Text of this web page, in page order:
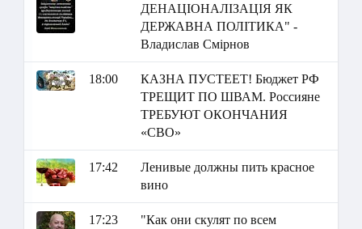
ДЕНАЦІОНАЛІЗАЦІЯ ЯК
ДЕРЖАВНА ПОЛІТИКА" -
Владислав Смірнов
18:00
КАЗНА ПУСТЕЕТ! Бюджет РФ
ТРЕЩИТ ПО ШВАМ. Россияне
ТРЕБУЮТ ОКОНЧАНИЯ
«СВО»
17:42
Ленивые должны пить красное
вино
17:23
"Как они скулят по всем